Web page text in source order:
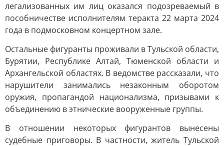
легализованных им лиц оказался подозреваемый в
пособничестве исполнителям теракта 22 марта 2024
года в подмосковном концертном зале.
Остальные фигуранты проживали в Тульской области,
Бурятии, Республике Алтай, Тюменской области и
Архангельской областях. В ведомстве рассказали, что
нарушители занимались незаконным оборотом
оружия, пропагандой национализма, призывами к
объединению в этнические вооруженные группы.
В отношении некоторых фигурантов вынесены
судебные приговоры. В частности, житель Тульской